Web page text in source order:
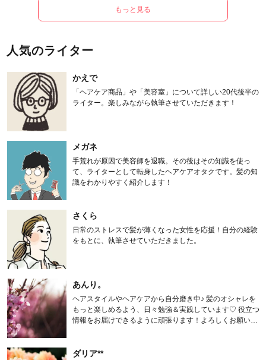
もっと見る
人気のライター
かえで
「ヘアケア商品」や「美容室」について詳しい20代後半の
ライター。楽しみながら執筆させていただきます！
メガネ
手荒れが原因で美容師を退職。その後はその知識を使っ
て、ライターとして転身したヘアケアオタクです。髪の知
識をわかりやすく紹介します！
さくら
日常のストレスで髪が薄くなった女性を応援！自分の経験
をもとに、執筆させていただきました。
あんり。
ヘアスタイルやヘアケアから自分磨き中♪ 髪のオシャレを
もっと楽しめるよう、日々勉強＆実践しています♡ 役立つ
情報をお届けできるように頑張ります！よろしくお願いし
ダリア**